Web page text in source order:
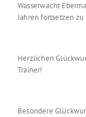
Wasserwacht
Jahren fortsetzen zu
Herzlichen
Trainer!
Besondere